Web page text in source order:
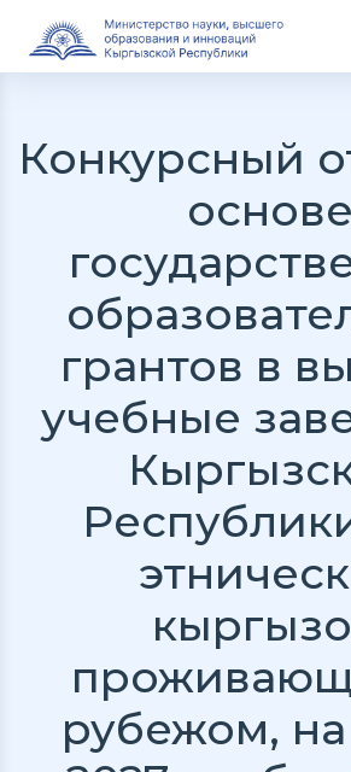
Конкурсный
основе
грантов в
учебные
рубежом, на